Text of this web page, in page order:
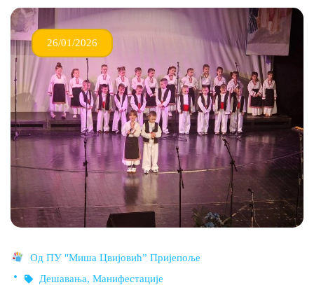
26/01/2026
Од ПУ "Миша Цвијовић” Пријепоље
Дешавања, Манифестације